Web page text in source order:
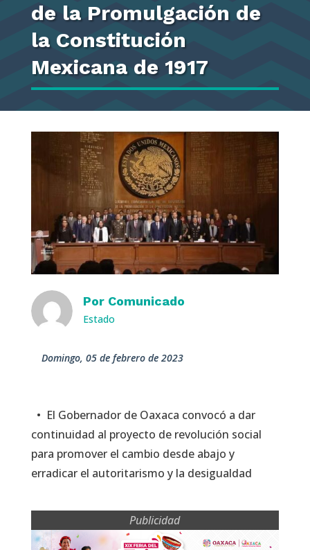
de la Promulgación de
la Constitución
Mexicana de 1917
Por Comunicado
Estado
domingo, 05 de febrero de 2023
• El Gobernador de Oaxaca convocó a dar
continuidad al proyecto de revolución social
para promover el cambio desde abajo y
erradicar el autoritarismo y la desigualdad
Publicidad